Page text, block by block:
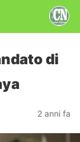
di
2 anni fa